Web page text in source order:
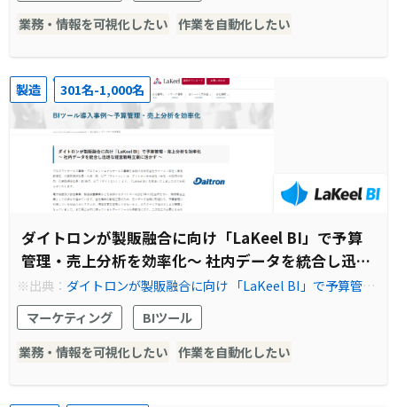
業務・情報を可視化したい 作業を自動化したい
製造 301名-1,000名
ダイトロンが製販融合に向け「LaKeel BI」で予算
管理・売上分析を効率化～ 社内データを統合し迅速
な経営戦略立案に活かす ～
※出典： ダイトロンが製販融合に向け 「LaKeel BI」で予算管
理・売上分析を効率化 ～ 社内データを統合し迅速な経営戦略立
案に活かす ～｜セルフサービスBI－LaKeel BI
マーケティング
BIツール
業務・情報を可視化したい 作業を自動化したい